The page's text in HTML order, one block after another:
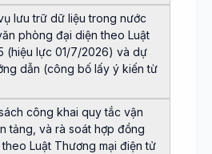
lưu trữ dữ liệu trong nước
phòng đại diện theo Luật
(hiệu lực 01/7/2026) và dự
dẫn (công bố lấy ý kiến từ
công khai quy tắc vận
tảng, và rà soát hợp đồng
Luật Thương mại điện tử